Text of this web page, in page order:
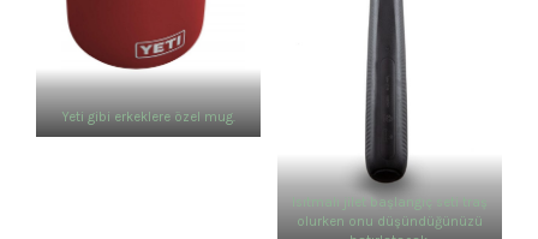
Yeti gibi erkeklere özel mug.
Isıtmalı jilet başlangıç seti traş
olurken onu düşündüğünüzü